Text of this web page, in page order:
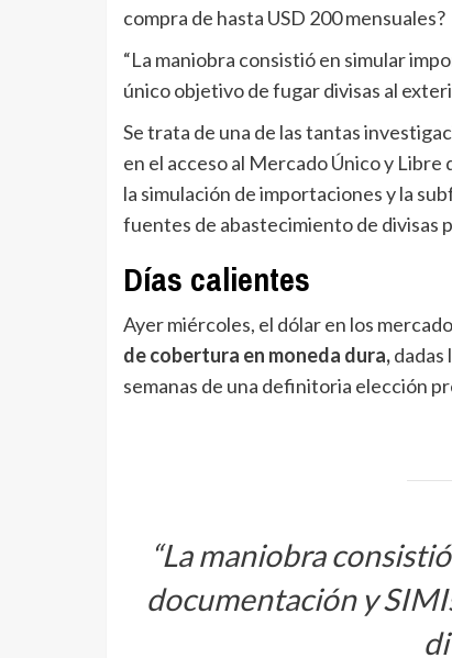
compra de hasta USD 200 mensuales?
“La maniobra consistió en simular
único objetivo de fugar divisas al
Se trata de una de las tantas
en el acceso al Mercado Único y
la simulación de importaciones y la
fuentes de abastecimiento de divisas
Días calientes
Ayer miércoles, el dólar en los
de cobertura en moneda dura,dadas
semanas de una definitoria elección
“La maniobra
documentación y